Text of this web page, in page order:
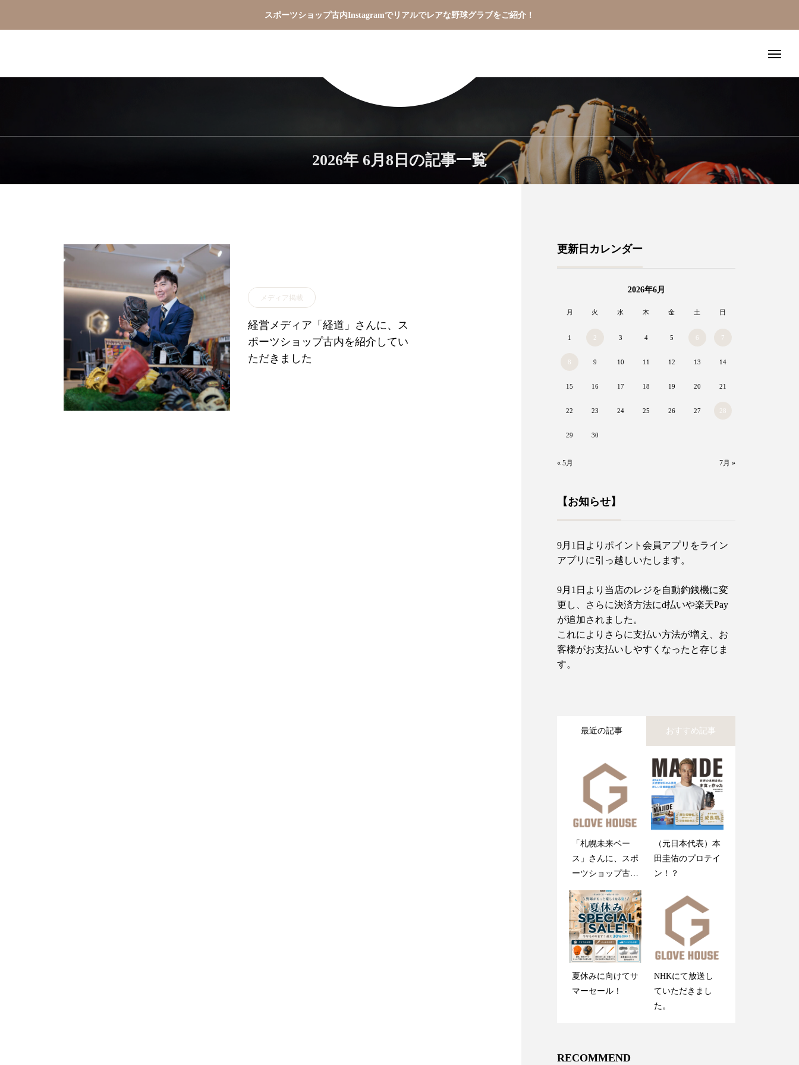
スポーツショップ古内Instagramでリアルでレアな野球グラブをご紹介！
2026年 6月8日の記事一覧
メディア掲載
経営メディア「経道」さんに、ス
ポーツショップ古内を紹介してい
ただきました
更新日カレンダー
2026年6月
月 火 水 木 金 土 日
1 3 4 5 6 7
8 9 10 11 12 13 14
15 16 17 18 19 20 21
22 23 24 25 26 27 28
29 30
« 5月 7月 »
【お知らせ】
9月1日よりポイント会員アプリをライン
アプリに引っ越しいたします。
9月1日より当店のレジを自動釣銭機に変
更し、さらに決済方法にd払いや楽天Pay
が追加されました。
これによりさらに支払い方法が増え、お
客様がお支払いしやすくなったと存じま
す。
最近の記事 おすすめ記事
「札幌未来ベー
ス」さんに、スポ
ーツショップ古内
を紹介していただ
きました
（元日本代表）本
田圭佑のプロテイ
ン！？
夏休みに向けてサ
マーセール！
NHKにて放送し
ていただきまし
た。
創業感謝祭2025開
催のお知らせ
木製バットが折れ
ても心配しない
で！
グラブメンテナン
ス指南書
RECOMMEND